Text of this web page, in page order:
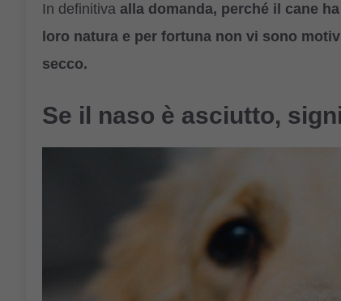
In definitiva alla domanda, perché il cane
loro natura e per fortuna non vi sono
secco.
Se il naso è asciutto,